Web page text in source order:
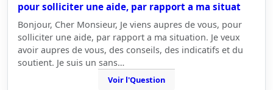
pour solliciter une aide, par rapport a ma situat
Bonjour, Cher Monsieur, Je viens aupres de vous, pour
solliciter une aide, par rapport a ma situation. Je veux
avoir aupres de vous, des conseils, des indicatifs et du
soutient. Je suis un sans…
Voir l'Question